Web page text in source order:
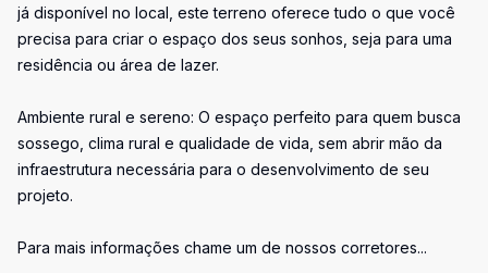
já disponível no local, este terreno oferece tudo o que você
precisa para criar o espaço dos seus sonhos, seja para uma
residência ou área de lazer.
Ambiente rural e sereno: O espaço perfeito para quem busca
sossego, clima rural e qualidade de vida, sem abrir mão da
infraestrutura necessária para o desenvolvimento de seu
projeto.
Para mais informações chame um de nossos corretores...